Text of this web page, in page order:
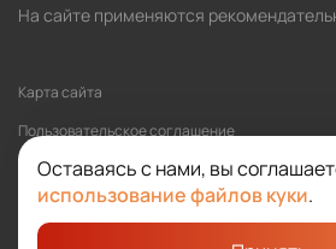
Оставаясь с нами, вы
использование файлов куки.
На сайте применяются
Карта сайта
Политика обработки персональных данных
Пользовательское соглашение